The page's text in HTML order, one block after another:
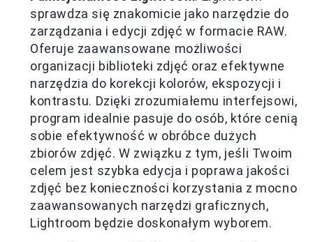
sprawdza się znakomicie jako narzędzie do
zarządzania i edycji zdjęć w formacie RAW.
Oferuje zaawansowane możliwości
organizacji biblioteki zdjęć oraz efektywne
narzędzia do korekcji kolorów, ekspozycji i
kontrastu. Dzięki zrozumiałemu interfejsowi,
program idealnie pasuje do osób, które cenią
sobie efektywność w obróbce dużych
zbiorów zdjęć. W związku z tym, jeśli Twoim
celem jest szybka edycja i poprawa jakości
zdjęć bez konieczności korzystania z mocno
zaawansowanych narzędzi graficznych,
Lightroom będzie doskonałym wyborem.